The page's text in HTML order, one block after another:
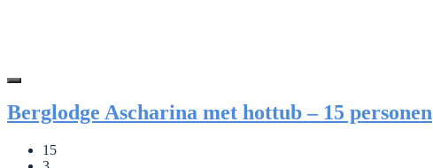
Berglodge Ascharina met hottub – 15 personen
15